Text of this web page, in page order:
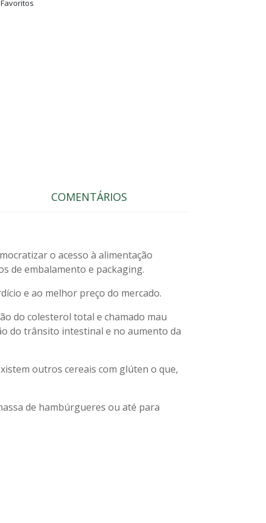
COMENTÁRIOS
o acesso à alimentação
de embalamento e packaging.
e ao melhor preço do mercado.
do colesterol total e chamado mau
do trânsito intestinal e no aumento da
outros cereais com glúten o que,
de hambúrgueres ou até para